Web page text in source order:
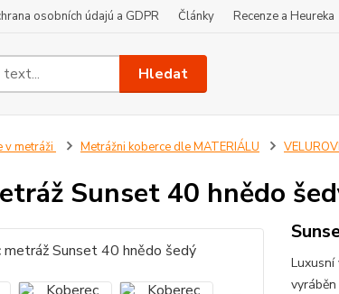
osobních údajú a GDPR Články Recenze a Heureka
Hledat
v metráži Metrážni koberce dle MATERIÁLU
Sunset 40 hnědo